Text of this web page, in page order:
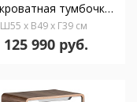
Прикроватная тумбочка 136-U /7107
Ш55 x В49 x Г39 см
125 990 руб.